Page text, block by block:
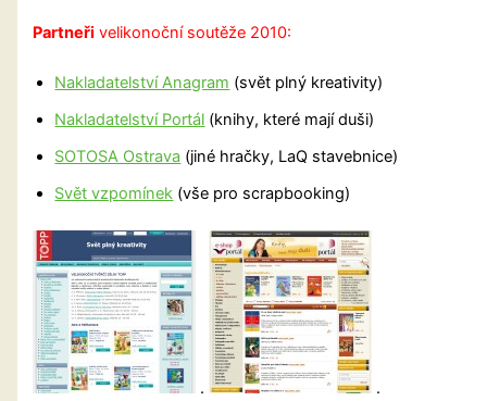
Partneři velikonoční soutěže 2010:
Nakladatelství Anagram (svět plný kreativity)
Nakladatelství Portál (knihy, které mají duši)
SOTOSA Ostrava (jiné hračky, LaQ stavebnice)
Svět vzpomínek (vše pro scrapbooking)
. .